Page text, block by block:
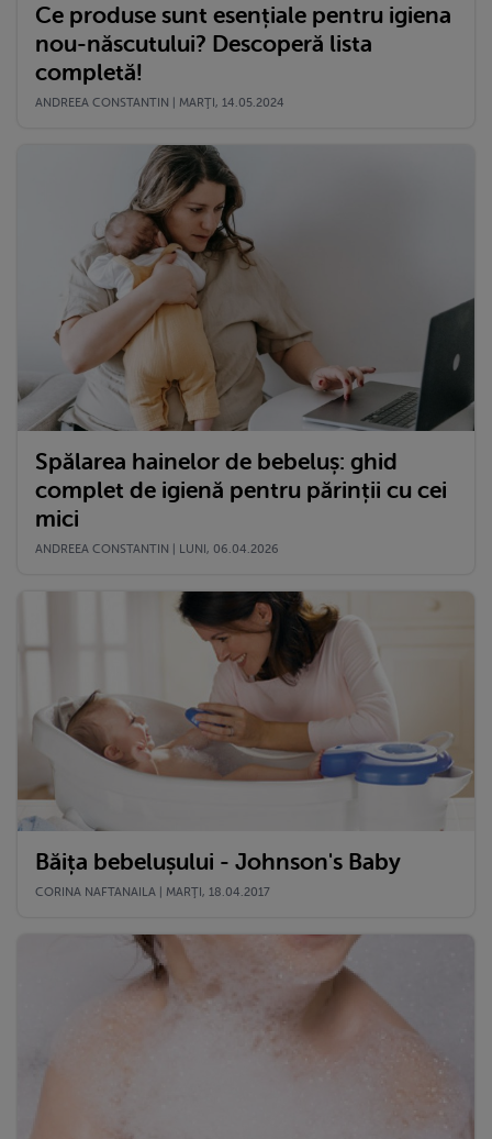
Ce produse sunt esențiale pentru igiena
nou-născutului? Descoperă lista
completă!
ANDREEA CONSTANTIN | MARŢI, 14.05.2024
Spălarea hainelor de bebeluș: ghid
complet de igienă pentru părinții cu cei
mici
ANDREEA CONSTANTIN | LUNI, 06.04.2026
Băița bebelușului - Johnson's Baby
CORINA NAFTANAILA | MARŢI, 18.04.2017